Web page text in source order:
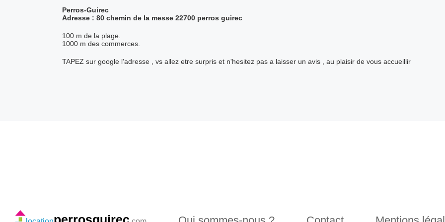
Perros-Guirec
Adresse : 80 chemin de la messe 22700 perros guirec
100 m de la plage.
1000 m des commerces.
TAPEZ sur google l'adresse , vs allez etre surpris et n'hesitez pas a laisser un avis , au plaisir de vous accueillir